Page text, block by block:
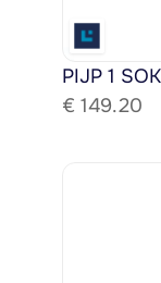
PIJP 1
€ 149.20